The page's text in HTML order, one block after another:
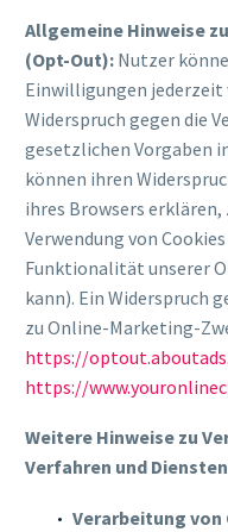
Allgemeine Hinweise
(Opt-Out): Nutzer
Einwilligungen jederzeit
Widerspruch gegen die
gesetzlichen Vorgaben
können ihren
ihres Browsers erklären,
Verwendung von
Funktionalität unserer
kann). Ein Widerspruch
zu Online-Marketing-
https://
https://
Weitere Hinweise zu
Verfahren und
Verarbeitung